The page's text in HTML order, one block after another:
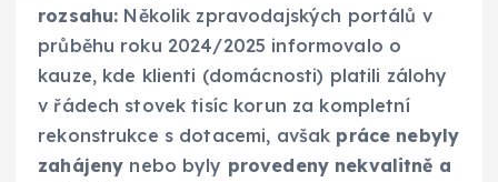
rozsahu: Několik zpravodajských portálů v
průběhu roku 2024/2025 informovalo o
kauze, kde klienti (domácnosti) platili zálohy
v řádech stovek tisíc korun za kompletní
rekonstrukce s dotacemi, avšak práce nebyly
zahájeny nebo byly provedeny nekvalitně a